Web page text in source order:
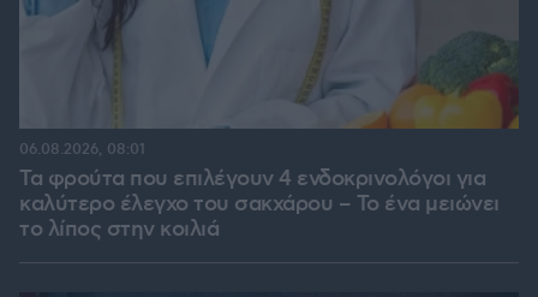
Τα φρούτα που επιλέγουν 4 ενδοκρινολόγοι για
καλύτερο έλεγχο του σακχάρου – Το ένα μειώνει
το λίπος στην κοιλιά
06.08.2026, 08:01